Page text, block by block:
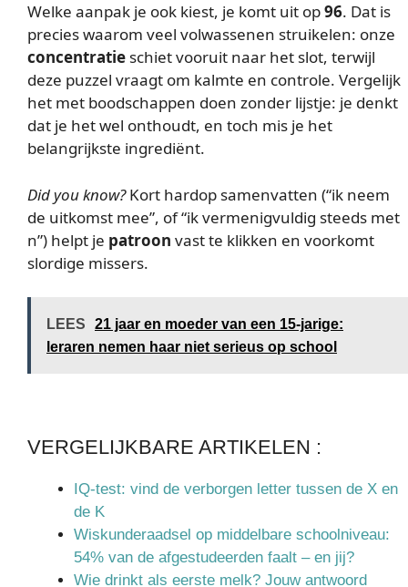
Welke aanpak je ook kiest, je komt uit op96. Dat is
precies waarom veel volwassenen struikelen: onze
concentratie schiet vooruit naar het slot, terwijl
deze puzzel vraagt om kalmte en controle. Vergelijk
het met boodschappen doen zonder lijstje: je denkt
dat je het wel onthoudt, en toch mis je het
belangrijkste ingrediënt.
Did you know?Kort hardop samenvatten (“ik neem
de uitkomst mee”, of “ik vermenigvuldig steeds met
n”) helpt je patroon vast te klikken en voorkomt
slordige missers.
LEES
21 jaar en moeder van een 15-jarige:
leraren nemen haar niet serieus op school
VERGELIJKBARE ARTIKELEN :
IQ-test: vind de verborgen letter tussen de X en
de K
Wiskunderaadsel op middelbare schoolniveau:
54% van de afgestudeerden faalt – en jij?
Wie drinkt als eerste melk? Jouw antwoord